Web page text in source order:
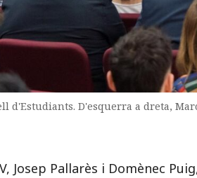
d'Estudiants. D'esquerra a dreta,
Josep Pallarès i Domènec